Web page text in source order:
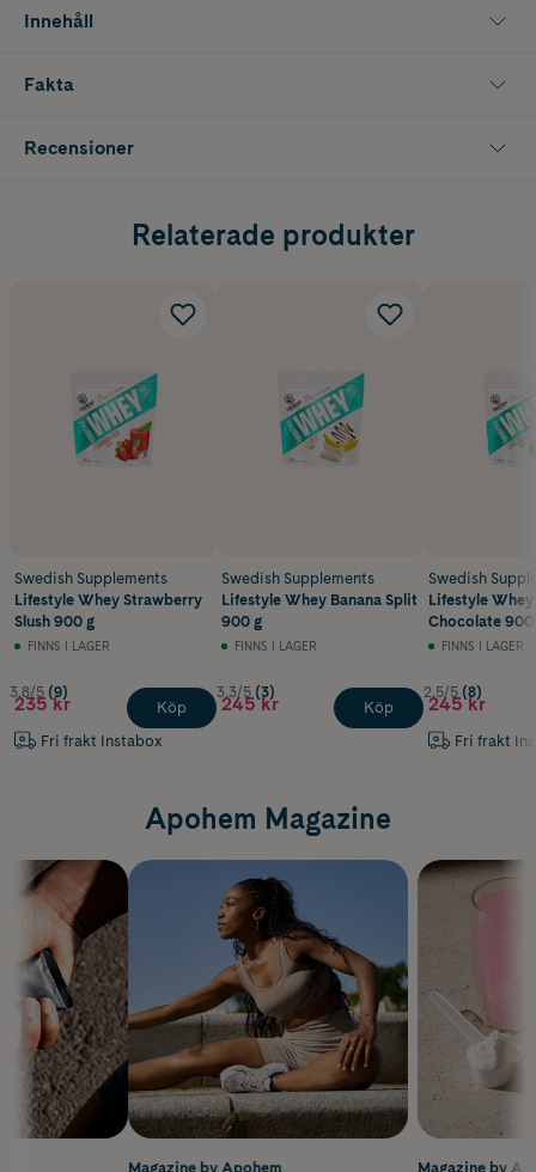
med extra protein i vardagen. Protein bidrar till att öka och bibehålla
muskelmassan.
Innehåll
Fakta
Recensioner
Relaterade produkter
Swedish Supplements
Lifestyle Whey Strawberry
Slush 900 g
FINNS I LAGER
3.8/5 (9)
235 kr
Fri frakt Instabox
Köp
Swedish Supplements
Lifestyle Whey Banana Split
900 g
FINNS I LAGER
3.3/5 (3)
245 kr Köp
Swedish
Lifestyle
Chocolate 900
FINNS I LAGER
2.5/5 (8)
245 kr
Fri frakt
Apohem Magazine
Magazine by
Magazine by Apohem